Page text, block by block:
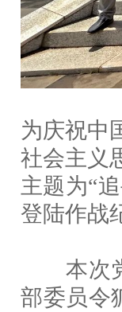
为庆祝中
社会主义
主题为“
登陆作战
本次党
部委员令